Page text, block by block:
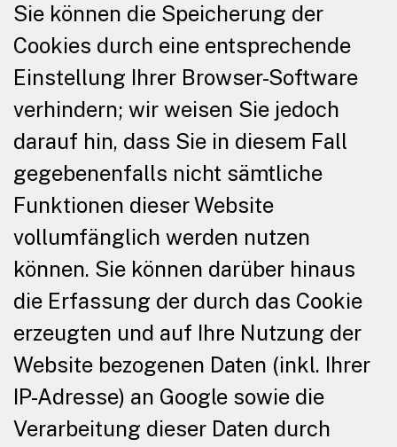
Sie können die Speicherung der
Cookies durch eine entsprechende
Einstellung Ihrer Browser-Software
verhindern; wir weisen Sie jedoch
darauf hin, dass Sie in diesem Fall
gegebenenfalls nicht sämtliche
Funktionen dieser Website
vollumfänglich werden nutzen
können. Sie können darüber hinaus
die Erfassung der durch das Cookie
erzeugten und auf Ihre Nutzung der
Website bezogenen Daten (inkl. Ihrer
IP-Adresse) an Google sowie die
Verarbeitung dieser Daten durch